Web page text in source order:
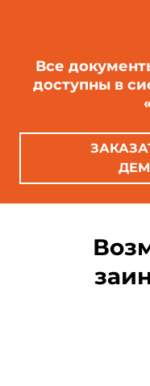
стальные
Все
доступны в